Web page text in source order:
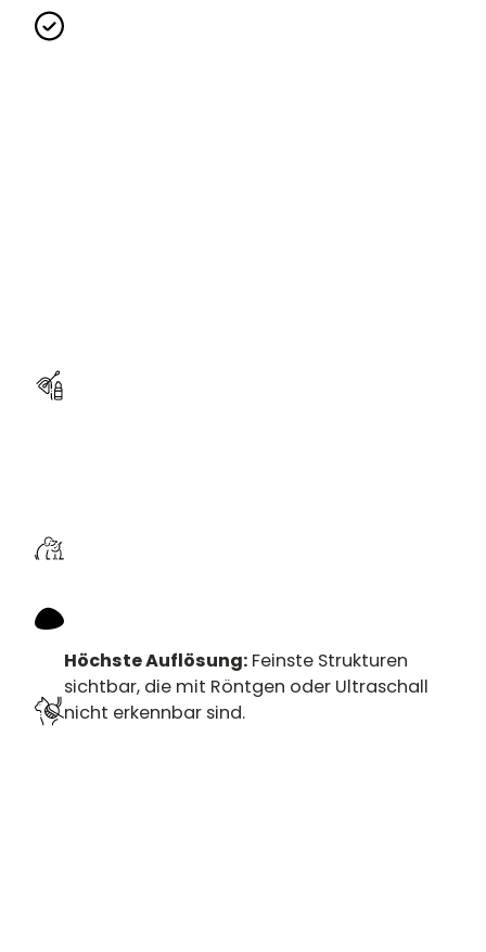
Höchste Auflösung:Feinste Strukturen
sichtbar, die mit Röntgen oder Ultraschall
nicht erkennbar sind.